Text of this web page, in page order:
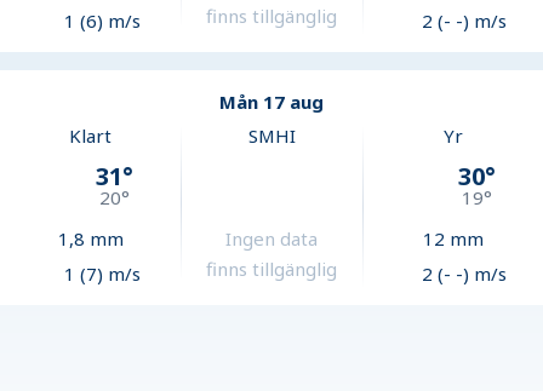
1 (6) m/s
finns tillgänglig
2 (- -) m/s
Mån 17 aug
Klart
31°
20°
1,8 mm
1 (7) m/s
SMHI
Ingen data
finns tillgänglig
Yr
30°
19°
12 mm
2 (- -) m/s